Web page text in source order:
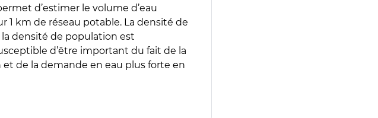
d’estimer le volume d’eau
1 km de réseau potable. La densité de
la densité de population est
d’être important du fait de la
de la demande en eau plus forte en